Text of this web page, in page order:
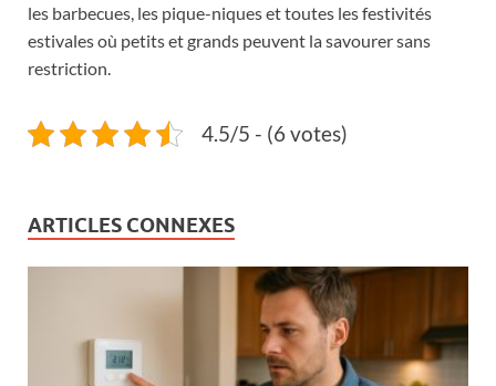
les barbecues, les pique-niques et toutes les festivités
estivales où petits et grands peuvent la savourer sans
restriction.
4.5/5 - (6 votes)
ARTICLES CONNEXES